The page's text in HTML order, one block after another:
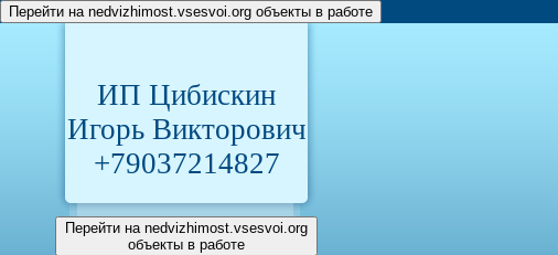
Перейти на nedvizhimost.vsesvoi.org объекты в работе
ИП Цибискин
Игорь Викторович
+79037214827
Перейти на nedvizhimost.vsesvoi.org
объекты в работе